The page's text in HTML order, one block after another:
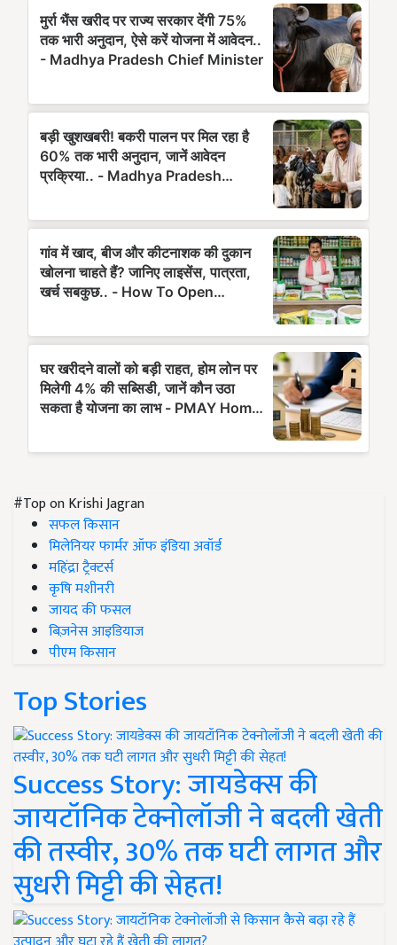
#Top on Krishi Jagran
सफल किसान
मिलेनियर फार्मर ऑफ इंडिया अवॉर्ड
महिंद्रा ट्रैक्टर्स
कृषि मशीनरी
जायद की फसल
बिज़नेस आइडियाज
पीएम किसान
Top Stories
Success Story: जायडेक्स की
जायटॉनिक टेक्नोलॉजी ने बदली खेती
की तस्वीर, 30% तक घटी लागत और
सुधरी मिट्टी की सेहत!